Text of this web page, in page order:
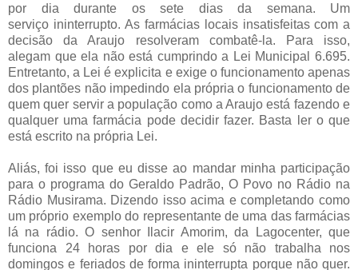
por dia durante os sete dias da semana. Um
serviço ininterrupto. As farmácias locais insatisfeitas com a
decisão da Araujo resolveram combatê-la. Para isso,
alegam que ela não está cumprindo a Lei Municipal 6.695.
Entretanto, a Lei é explicita e exige o funcionamento apenas
dos plantões não impedindo ela própria o funcionamento de
quem quer servir a população como a Araujo está fazendo e
qualquer uma farmácia pode decidir fazer. Basta ler o que
está escrito na própria Lei.
Aliás, foi isso que eu disse ao mandar minha participação
para o programa do Geraldo Padrão, O Povo no Rádio na
Rádio Musirama. Dizendo isso acima e completando como
um próprio exemplo do representante de uma das farmácias
lá na rádio. O senhor Ilacir Amorim, da Lagocenter, que
funciona 24 horas por dia e ele só não trabalha nos
domingos e feriados de forma ininterrupta porque não quer.